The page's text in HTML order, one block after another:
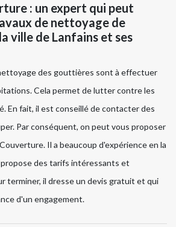
: un expert qui peut
de nettoyage de
ville de Lanfains et ses
des gouttières sont à effectuer
Cela permet de lutter contre les
En fait, il est conseillé de contacter des
Par conséquent, on peut vous proposer
Il a beaucoup d'expérience en la
des tarifs intéressants et
terminer, il dresse un devis gratuit et qui
d'un engagement.